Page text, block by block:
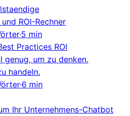
ROI-Rechner
·5 min
Practices ROI
genug, um zu denken.
handeln.
·6 min
Ihr Unternehmens-Chatbot